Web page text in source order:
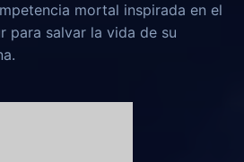
mortal inspirada en el
para salvar la vida de su